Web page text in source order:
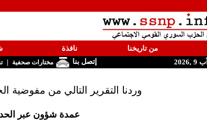
من تاريخنا نافذة
آب 9 ,2026
إتصل بنا مختارات صحفية |
وردنا التقرير التالي من مفوضية
عمدة شؤون عبر